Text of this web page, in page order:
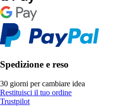
Spedizione e reso
30 giorni per cambiare idea
Restituisci il tuo ordine
Trustpilot